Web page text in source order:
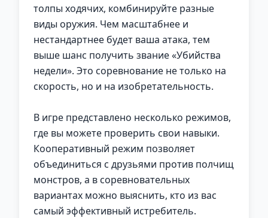
толпы ходячих, комбинируйте разные
виды оружия. Чем масштабнее и
нестандартнее будет ваша атака, тем
выше шанс получить звание «Убийства
недели». Это соревнование не только на
скорость, но и на изобретательность.
В игре представлено несколько режимов,
где вы можете проверить свои навыки.
Кооперативный режим позволяет
объединиться с друзьями против полчищ
монстров, а в соревновательных
вариантах можно выяснить, кто из вас
самый эффективный истребитель.